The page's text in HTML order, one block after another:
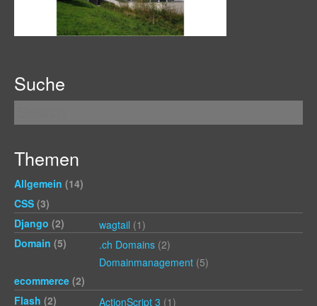
Suche
Themen
Allgemein (14)
CSS (3)
Django (2) wagtail (1)
Domain (5) .ch Domains (2)
Domainmanagement (5)
ecommerce (2)
Flash (2) ActionScript 3 (1)